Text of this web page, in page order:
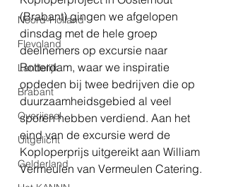
Noord-Holland
Flevoland
Landelijk
Brabant
Overijssel
Uitgelicht
Gelderland
(Brabant) gingen we afgelopen
dinsdag met de hele groep
deelnemers op excursie naar
Rotterdam, waar we inspiratie
opdeden bij twee bedrijven die op
duurzaamheidsgebied al veel
sporen hebben verdiend. Aan het
eind van de excursie werd de
Koploperprijs uitgereikt aan William
Vermeulen van Vermeulen Catering.